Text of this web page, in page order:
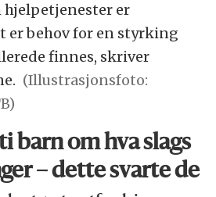
hjelpetjenester er
er behov for en styrking
finnes, skriver
(Illustrasjonsfoto:
barn om hva slags
– dette svarte de